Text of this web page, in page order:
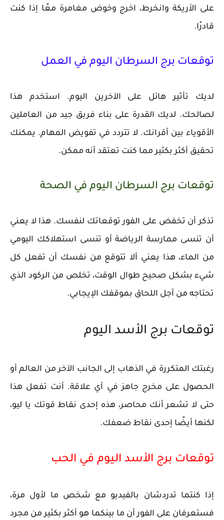
على الأريكة وانخرط، اخرج وخوض مغامرة معًا إذا كنت
قادرًا.
توقعات برج السرطان اليوم في العمل
لديك تأثير هائل على الآخرين اليوم. استخدم هذا
لصالحك. لديك القدرة على بناء فريق جيد من العاملين
الأقوياء بين أقرانك. لا تتردد في تفويض المهام. يمكنك
تحقيق أكثر بكثير مما كنت تعتقد أنه ممكن.
توقعات برج السرطان اليوم في الصحة
تذكر أن تخفض على الفور توقعاتك لنفسك. هذا لا يعني
أن تنسى ممارسة الرياضة أو تنسى استهلاكك اليومي
من الماء، هذا يعني ألا تتوقع من نفسك أن تفعل كل
شيء بشكل صحيح طوال الوقت، تخلص من الركود الذي
تحتاجه من أجل اللحاق بموقفك الإيجابي.
توقعات برج الأسد اليوم
رغبتك المتكررة في الذهاب إلى الجانب الآخر من العالم أو
الحصول على مخرج جاهز في أي علاقة. أنت تفعل هذا
حتى لا تشعر أنك محاصر، هذه إحدى نقاط قوتك يا ليو،
لكنها أيضًا إحدى نقاط ضعفك.
توقعات برج الأسد اليوم في الحب
إذا كنتما تدردشان بالفيديو مع شخص ما لأول مرة،
فستعرفان على الفور أن ما بينكما هو أكثر بكثير من مجرد